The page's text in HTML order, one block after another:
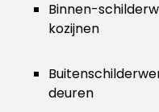
Binnen-
kozijnen
deuren